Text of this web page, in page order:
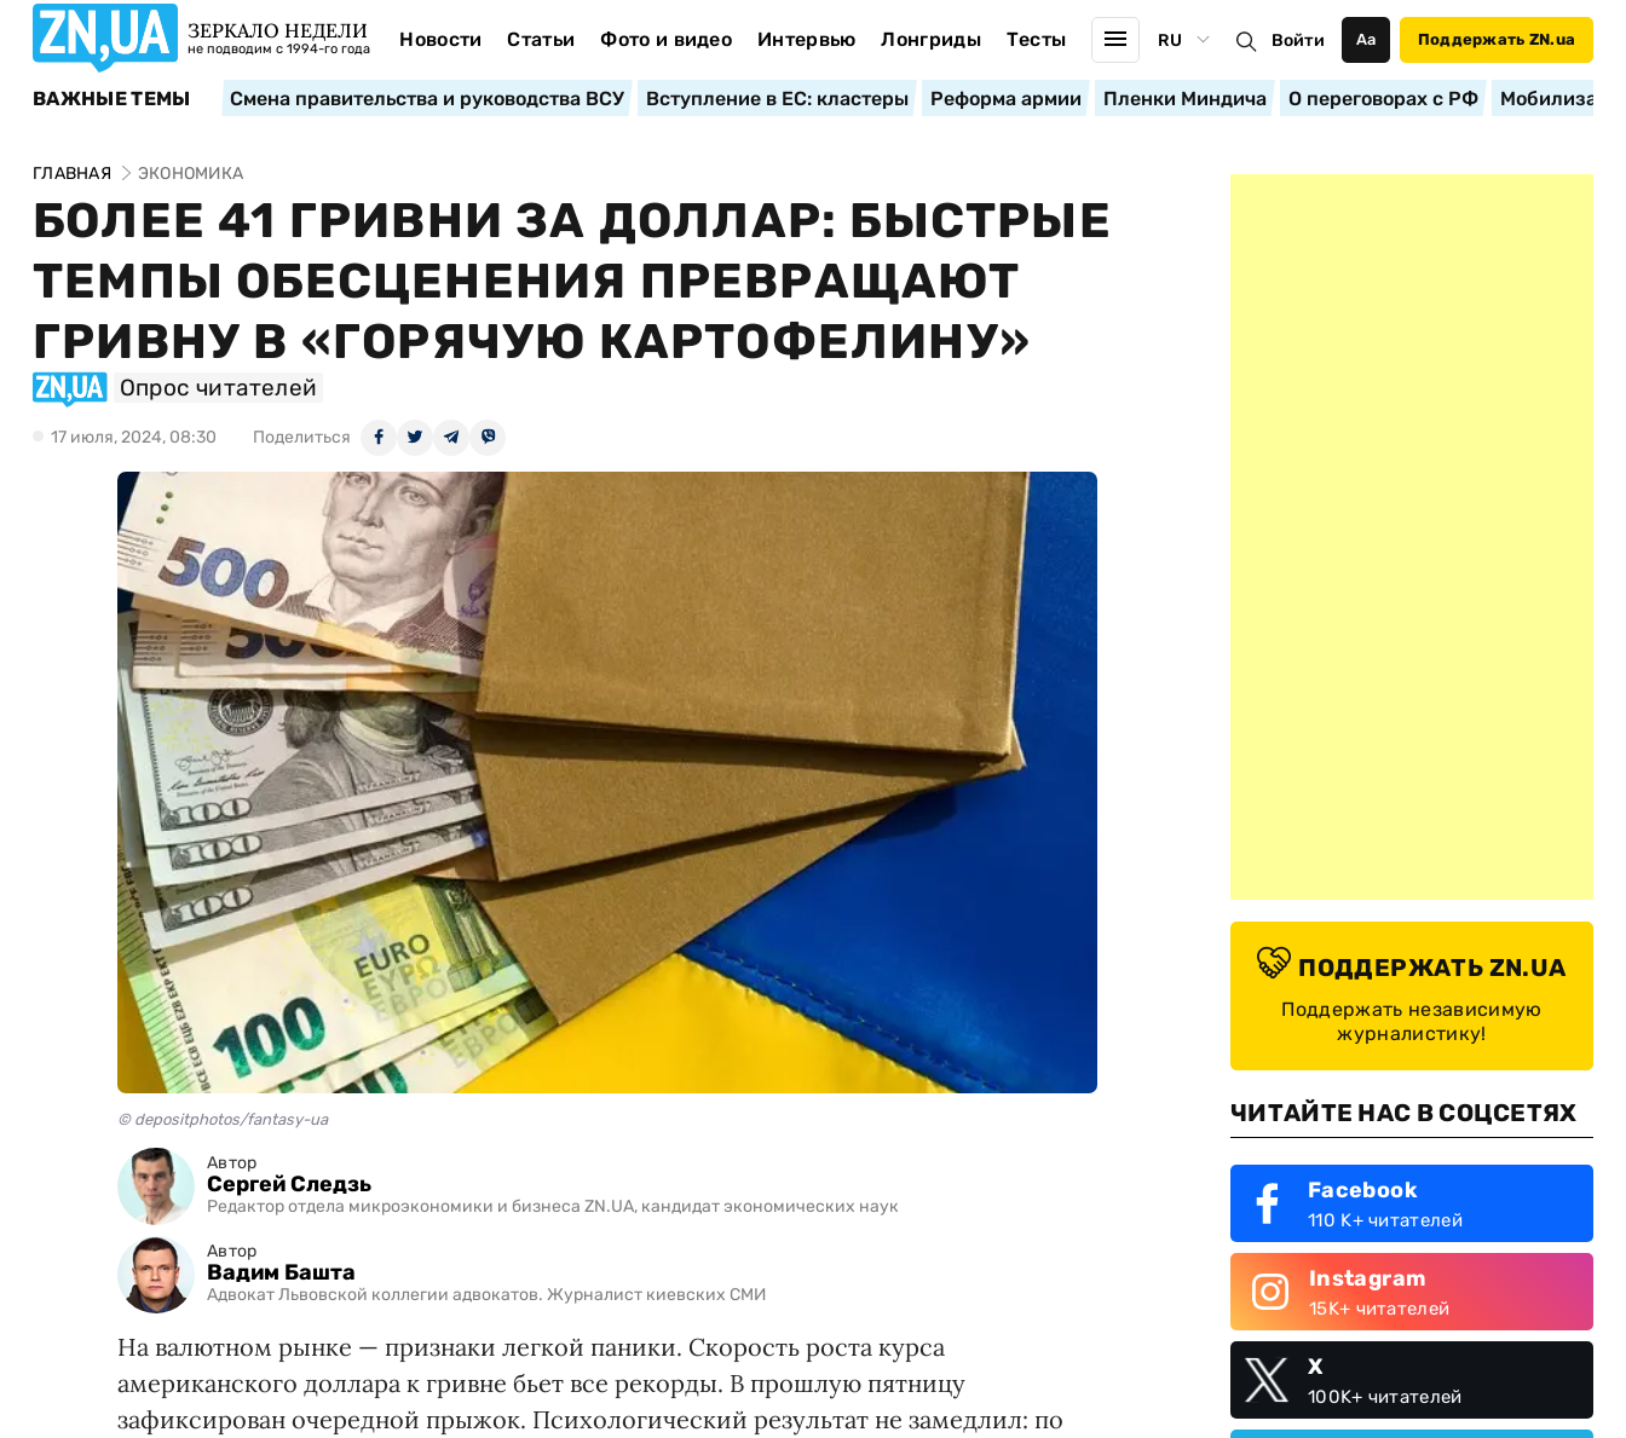
ЗЕРКАЛО НЕДЕЛИ
не подводим с 1994-го года Новости Статьи Фото и видео Интервью Лонгриды Тесты RU Войти Аа Поддержать ZN.ua
ВАЖНЫЕ ТЕМЫ Смена правительства и руководства ВСУ Вступление в ЕС: кластеры Реформа армии Пленки Миндича О переговорах с РФ
ГЛАВНАЯ ЭКОНОМИКА
БОЛЕЕ 41 ГРИВНИ ЗА ДОЛЛАР: БЫСТРЫЕ
ТЕМПЫ ОБЕСЦЕНЕНИЯ ПРЕВРАЩАЮТ
ГРИВНУ В «ГОРЯЧУЮ КАРТОФЕЛИНУ»
Опрос читателей
17 июля, 2024, 08:30 Поделиться
© depositphotos/fantasy-ua
Автор
Сергей Следзь
Редактор отдела микроэкономики и бизнеса ZN.UA, кандидат экономических наук
Автор
Вадим Башта
Адвокат Львовской коллегии адвокатов. Журналист киевских СМИ
На валютном рынке — признаки легкой паники. Скорость роста курса
американского доллара к гривне бьет все рекорды. В прошлую пятницу
зафиксирован очередной прыжок. Психологический результат не замедлил: по
ПОДДЕРЖАТЬ ZN.UA
Поддержать независимую
журналистику!
ЧИТАЙТЕ НАС В СОЦСЕТЯХ
Facebook
110 K+ читателей
Instagram
15K+ читателей
X
100K+ читателей